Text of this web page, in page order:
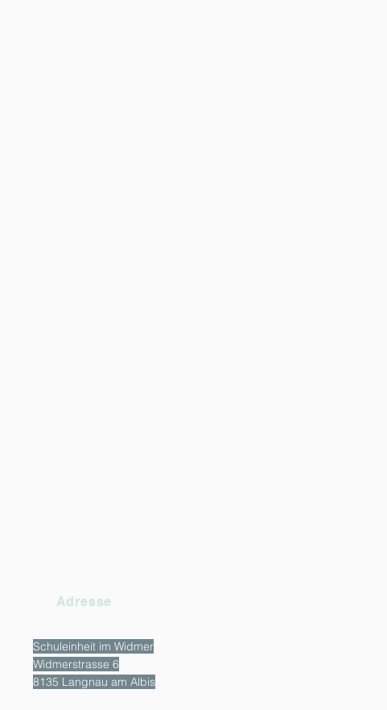
Adresse
Schuleinheit im Widmer
Widmerstrasse 6
8135 Langnau am Albis